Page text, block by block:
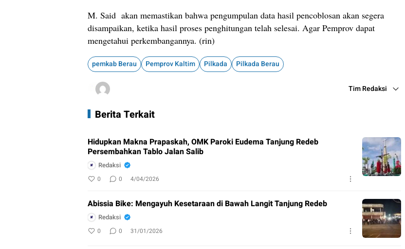
M. Said akan memastikan bahwa pengumpulan data hasil pencoblosan akan segera
disampaikan, ketika hasil proses penghitungan telah selesai. Agar Pemprov dapat
mengetahui perkembangannya. (rin)
pemkab Berau Pemprov Kaltim Pilkada Pilkada Berau
Tim Redaksi
Berita Terkait
Hidupkan Makna Prapaskah, OMK Paroki Eudema Tanjung Redeb
Persembahkan Tablo Jalan Salib
Redaksi
0 0 4/04/2026
Abissia Bike: Mengayuh Kesetaraan di Bawah Langit Tanjung Redeb
Redaksi
0 0 31/01/2026